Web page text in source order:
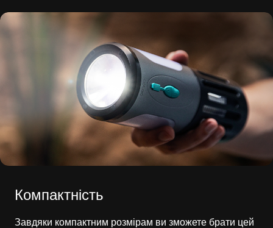
Компактність
Завдяки компактним розмірам ви зможете брати цей